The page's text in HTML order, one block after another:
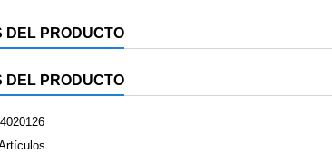
DEL PRODUCTO
DEL PRODUCTO